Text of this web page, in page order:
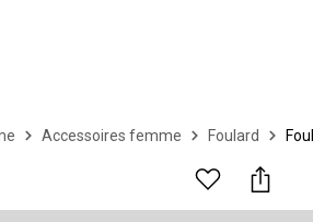
Accessoires femme Foulard